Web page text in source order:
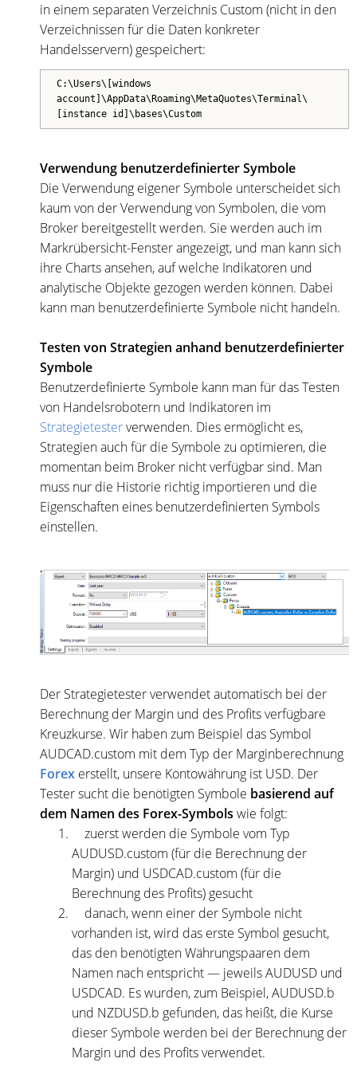
in einem separaten Verzeichnis Custom (nicht in den
Verzeichnissen für die Daten konkreter
Handelsservern) gespeichert:
C:\Users\[windows
account]\AppData\Roaming\MetaQuotes\Terminal\
[instance id]\bases\Custom
Verwendung benutzerdefinierter Symbole
Die Verwendung eigener Symbole unterscheidet sich
kaum von der Verwendung von Symbolen, die vom
Broker bereitgestellt werden. Sie werden auch im
Markrübersicht-Fenster angezeigt, und man kann sich
ihre Charts ansehen, auf welche Indikatoren und
analytische Objekte gezogen werden können. Dabei
kann man benutzerdefinierte Symbole nicht handeln.
Testen von Strategien anhand benutzerdefinierter
Symbole
Benutzerdefinierte Symbole kann man für das Testen
von Handelsrobotern und Indikatoren im
Strategietesterverwenden. Dies ermöglicht es,
Strategien auch für die Symbole zu optimieren, die
momentan beim Broker nicht verfügbar sind. Man
muss nur die Historie richtig importieren und die
Eigenschaften eines benutzerdefinierten Symbols
einstellen.
Der Strategietester verwendet automatisch bei der
Berechnung der Margin und des Profits verfügbare
Kreuzkurse. Wir haben zum Beispiel das Symbol
AUDCAD.custom mit dem Typ der Marginberechnung
Forex erstellt, unsere Kontowährung ist USD. Der
Tester sucht die benötigten Symbole basierend auf
dem Namen des Forex-Symbols wie folgt:
zuerst werden die Symbole vom Typ
AUDUSD.custom (für die Berechnung der
Margin) und USDCAD.custom (für die
Berechnung des Profits) gesucht
danach, wenn einer der Symbole nicht
vorhanden ist, wird das erste Symbol gesucht,
das den benötigten Währungspaaren dem
Namen nach entspricht — jeweils AUDUSD und
USDCAD. Es wurden, zum Beispiel, AUDUSD.b
und NZDUSD.b gefunden, das heißt, die Kurse
dieser Symbole werden bei der Berechnung der
Margin und des Profits verwendet.